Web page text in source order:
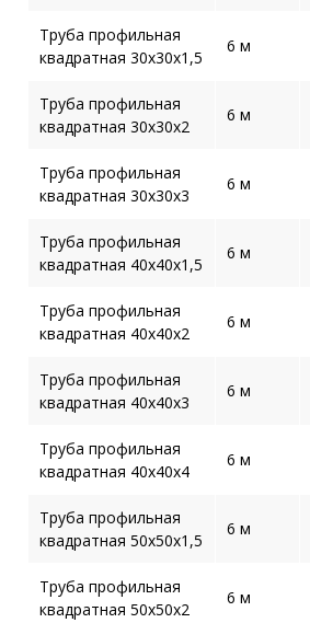
Труба профильная
квадратная 30х30х1,5
6 м
Труба профильная
квадратная 30х30х2
6 м
Труба профильная
квадратная 30х30х3
6 м
Труба профильная
квадратная 40х40х1,5
6 м
Труба профильная
квадратная 40х40х2
6 м
Труба профильная
квадратная 40х40х3
6 м
Труба профильная
квадратная 40х40х4
6 м
Труба профильная
квадратная 50х50х1,5
6 м
Труба профильная
квадратная 50х50х2
6 м